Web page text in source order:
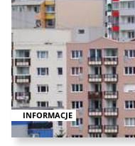
INFORMACJE